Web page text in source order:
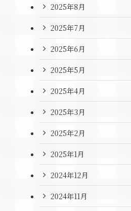
2025年8月
2025年7月
2025年6月
2025年5月
2025年4月
2025年3月
2025年2月
2025年1月
2024年12月
2024年11月